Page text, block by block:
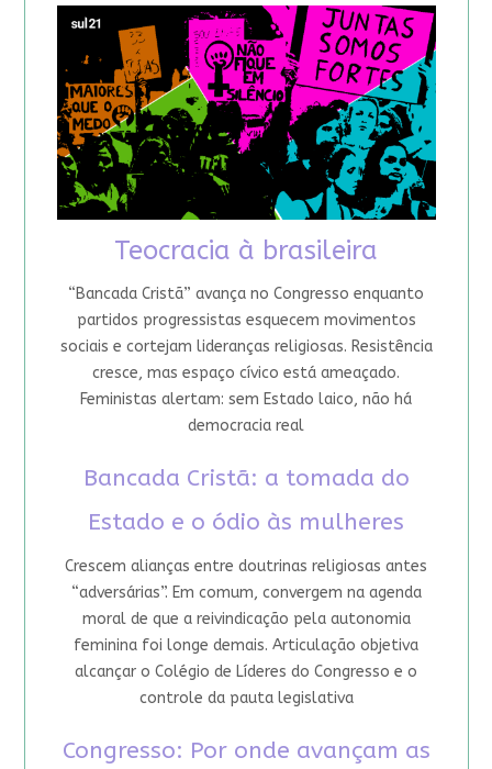
Teocracia à brasileira
“Bancada Cristã” avança no Congresso enquanto
partidos progressistas esquecem movimentos
sociais e cortejam lideranças religiosas. Resistência
cresce, mas espaço cívico está ameaçado.
Feministas alertam: sem Estado laico, não há
democracia real
Bancada Cristã: a tomada do
Estado e o ódio às mulheres
Crescem alianças entre doutrinas religiosas antes
“adversárias”. Em comum, convergem na agenda
moral de que a reivindicação pela autonomia
feminina foi longe demais. Articulação objetiva
alcançar o Colégio de Líderes do Congresso e o
controle da pauta legislativa
Congresso: Por onde avançam as